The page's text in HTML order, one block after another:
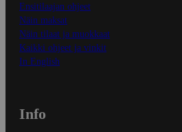
Ensitilaajan ohjeet
Näin maksat
Näin tilaat ja muokkaat
Kaikki ohjeet ja vinkit
In English
Info